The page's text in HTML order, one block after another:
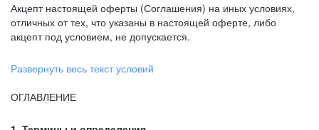
Акцепт настоящей оферты (Соглашения) на иных условиях,
отличных от тех, что указаны в настоящей оферте, либо
акцепт под условием, не допускается.
Развернуть весь текст условий
ОГЛАВЛЕНИЕ